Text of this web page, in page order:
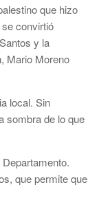
que hizo
convirtió
y la
Mario Moreno
local. Sin
sombra de lo que
que permite que